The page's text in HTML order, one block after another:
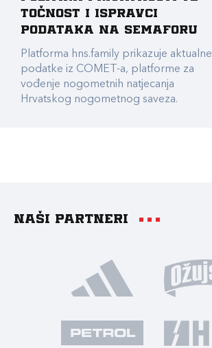
točnost i ispravci
podataka na Semaforu
Platforma hns.family prikazuje aktualne
podatke iz COMET-a, platforme za
vođenje nogometnih natjecanja
Hrvatskog nogometnog saveza.
Naši partneri